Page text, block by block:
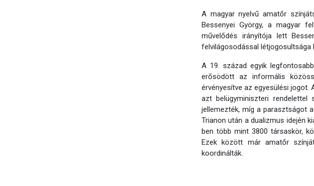
A magyar nyelvű amatőr
Bessenyei György, a magyar
művelődés irányítója lett
felvilágosodással létjogosultsága
A 19. század egyik
erősödött az informális
érvényesítve az egyesülési jogot.
azt belügyminiszteri rendelettel
jellemezték, míg a parasztságot
Trianon után a dualizmus idején
ben több mint 3800 társaskör,
Ezek között már amatőr
koordinálták.